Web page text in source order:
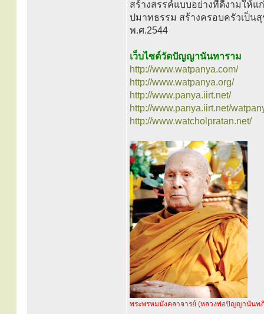
สร้างสรรค์แบบอย่างที่ดีงามให้
ปมาทธรรม สร้างครอบครัวเป็น
พ.ศ.2544
เว็บไซต์วัดปัญญานันทาราม
http://www.watpanya.com/
http://www.watpanya.org/
http://www.panya.iirt.net/
http://www.panya.iirt.net/
http://www.watcholpratan.net/
พระพรหมมังคลาจารย์ (หลวงพ่อปัญญานันท